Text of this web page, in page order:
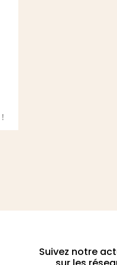
Suivez notre